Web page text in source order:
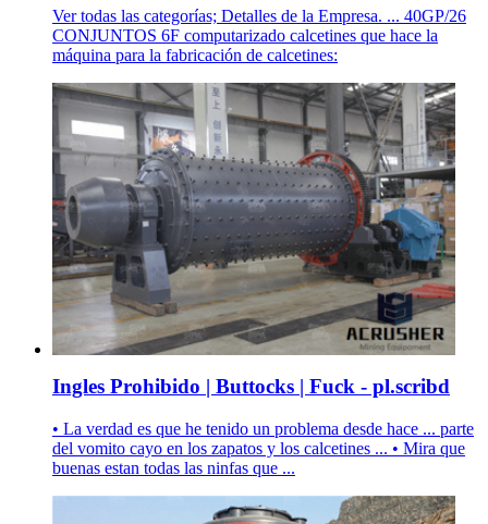
Ver todas las categorías; Detalles de la Empresa. ... 40GP/26
CONJUNTOS 6F computarizado calcetines que hace la
máquina para la fabricación de calcetines:
Ingles Prohibido | Buttocks | Fuck - pl.scribd
• La verdad es que he tenido un problema desde hace ... parte
del vomito cayo en los zapatos y los calcetines ... • Mira que
buenas estan todas las ninfas que ...